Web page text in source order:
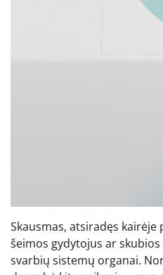
Skausmas, atsiradęs
šeimos gydytojus ar
svarbių sistemų organai.